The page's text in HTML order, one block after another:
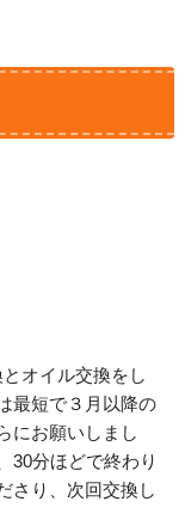
オイル交換をし
最短で３月以降の
にお願いしまし
30分ほどで終わり
さり、次回交換し